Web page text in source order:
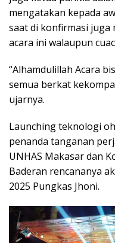
mengatakan kepada
saat di konfirmasi juga
acara ini walaupun
“Alhamdulillah Acara
semua berkat
ujarnya.
Launching teknologi
penanda tanganan
UNHAS Makasar dan
Baderan rencananya
2025 Pungkas Jhoni.